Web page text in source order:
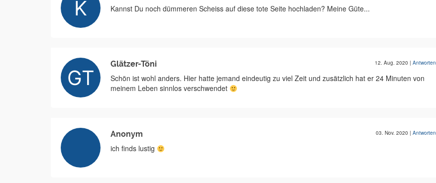
Kannst Du noch dümmeren Scheiss auf diese tote Seite hochladen? Meine Güte...
Glätzer-Töni 12. Aug. 2020 | Antworten
Schön ist wohl anders. Hier hatte jemand eindeutig zu viel Zeit und zusätzlich hat er 24 Minuten von
meinem Leben sinnlos verschwendet
Anonym 03. Nov. 2020 | Antworten
ich finds lustig